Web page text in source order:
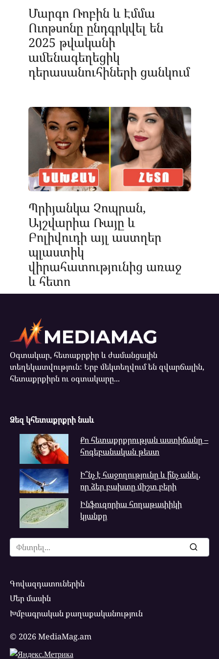
Մարգո Ռոբին և Էմմա
Ուոթսոնը ընդգրկվել են
2025 թվականի
ամենագեղեցիկ
դերասանուհիների ցանկում
Պրիյանկա Չոպրան,
Այշվարիա Ռայը և
Բոլիվուդի այլ աստղեր
պլաստիկ
վիրահատությունից առաջ
և հետո
Օգտակար, հետաքրքիր և ժամանցային
տեղեկատվություն: Երբ մեկտեղվում են զվարճալին,
հետաքրքիրն ու օգտակարը...
Ձեզ կհետաքրքրի նաև
Քո հետաքրքրության աստիճանը –
հոգեբանական թեստ
Ի՞նչ է հաջողությունը և ի՞նչ անել,
որ ձեր բախտը միշտ բերի
Ինֆուզորիա հողաթափիկի
կյանքը
Search
for:
Գովազդատուներին
Մեր մասին
Խմբագրական քաղաքականություն
© 2026 MediaMag.am